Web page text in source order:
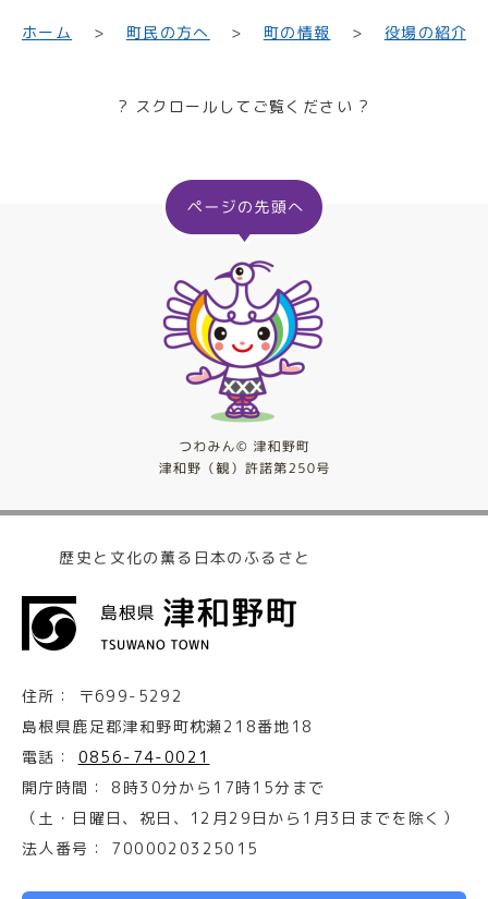
ホーム 町民の方へ 町の情報 役場の紹介
? スクロールしてご覧ください ?
歴史と文化の薫る日本のふるさと
住所：
〒699-5292
島根県鹿足郡津和野町枕瀬218番地18
電話：
0856-74-0021
開庁時間：
8時30分から17時15分まで
（土・日曜日、祝日、12月29日から1月3日までを除く）
法人番号：
7000020325015